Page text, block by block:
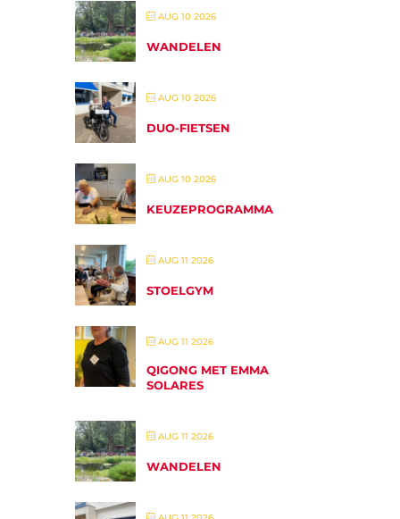
AUG 10 2026
WANDELEN
AUG 10 2026
DUO-FIETSEN
AUG 10 2026
KEUZEPROGRAMMA
AUG 11 2026
STOELGYM
AUG 11 2026
QIGONG MET EMMA
SOLARES
AUG 11 2026
WANDELEN